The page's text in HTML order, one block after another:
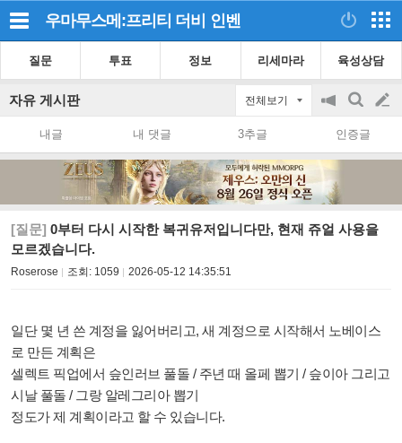
우마무스메:프리티 더비 인벤
질문 투표 정보 리세마라 육성상담
자유 게시판 전체보기
공
on/off
검
색
글
쓰
내글 내 댓글 3추글 인증글
[질문] 0부터 다시 시작한 복귀유저입니다만, 현재 쥬얼 사용을
모르겠습니다.
Roserose 조회: 1059 2026-05-12 14:35:51
일단 몇 년 쓴 계정을 잃어버리고, 새 계정으로 시작해서 노베이스
로 만든 계획은
셀렉트 픽업에서 슾인러브 풀돌 / 주년 때 올페 뽑기 / 슾이아 그리고
시날 풀돌 / 그랑 알레그리아 뽑기
정도가 제 계획이라고 할 수 있습니다.